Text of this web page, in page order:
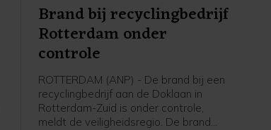
Brand bij recyclingbedrijf
Rotterdam onder
controle
ROTTERDAM (ANP) - De brand bij een
recyclingbedrijf aan de Doklaan in
Rotterdam-Zuid is onder controle,
meldt de veiligheidsregio. De brand